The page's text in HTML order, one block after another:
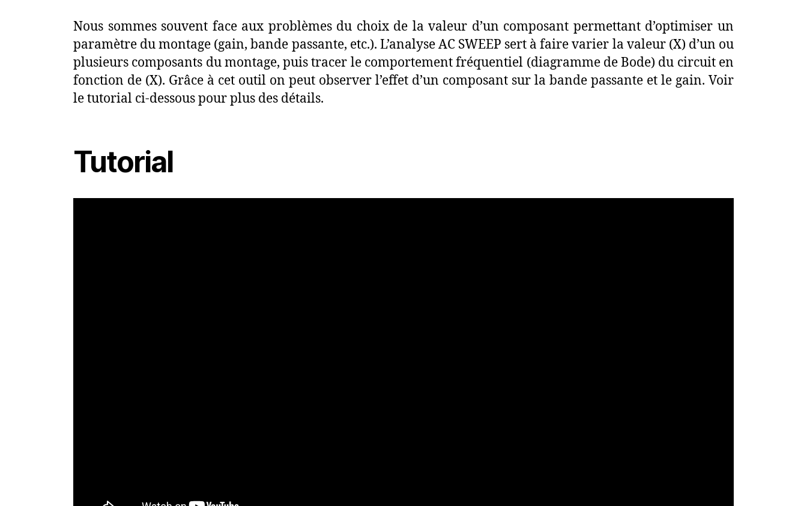
Nous sommes souvent face aux problèmes du choix de la valeur d’un composant permettant d’optimiser un
paramètre du montage (gain, bande passante, etc.). L’analyse AC SWEEP sert à faire varier la valeur (X) d’un ou
plusieurs composants du montage, puis tracer le comportement fréquentiel (diagramme de Bode) du circuit en
fonction de (X). Grâce à cet outil on peut observer l’effet d’un composant sur la bande passante et le gain. Voir
le tutorial ci-dessous pour plus des détails.
Tutorial